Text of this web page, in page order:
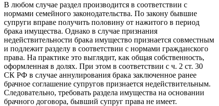
В любом случае раздел производится в соответствии с
нормами семейного законодательства. По закону бывшие
супруги вправе получить половину от нажитого в период
брака имущества. Однако в случае признания
недействительности брака имущество признается совместным
и подлежит разделу в соответствии с нормами гражданского
права. На практике это выглядит, как общая собственность,
оформленная в долях. При этом в соответствии с ч. 2 ст. 30
СК РФ в случае аннулирования брака заключенное ранее
брачное соглашение супругов признается недействительным.
Следовательно, требовать раздела имущества на основании
брачного договора, бывший супруг права не имеет.